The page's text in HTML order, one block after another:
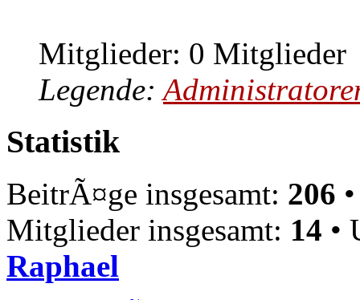
Mitglieder: 0 Mitglieder
Legende:
Statistik
BeitrÃ¤ge insgesamt: 206
Mitglieder insgesamt: 14 •
Raphael